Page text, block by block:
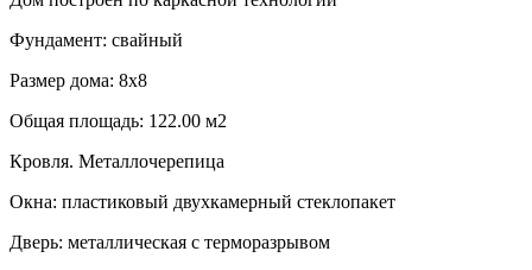
Фундамент: свайный
Размер дома: 8х8
Общая площадь: 122.00 м2
Кровля. Металлочерепица
Окна: пластиковый двухкамерный стеклопакет
Дверь: металлическая с терморазрывом